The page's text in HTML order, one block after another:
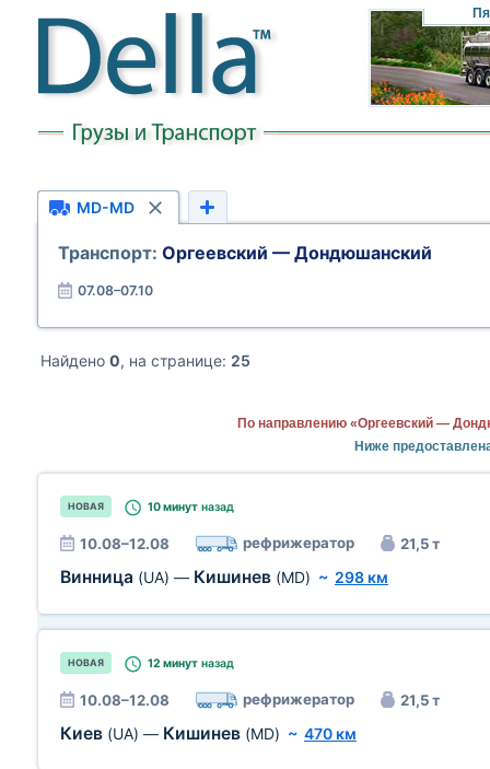
MD-MD
Транспорт: Оргеевский — Дондюшанский
07.08–07.10
Найдено 0, на странице: 25
По направлению «Оргеевский —
Ниже
НОВАЯ 10 минут назад
10.08–12.08 рефрижератор 21,5 т
Винница (UA) — Кишинев (MD) ~ 298 км
НОВАЯ 12 минут назад
10.08–12.08 рефрижератор 21,5 т
Киев (UA) — Кишинев (MD) ~ 470 км